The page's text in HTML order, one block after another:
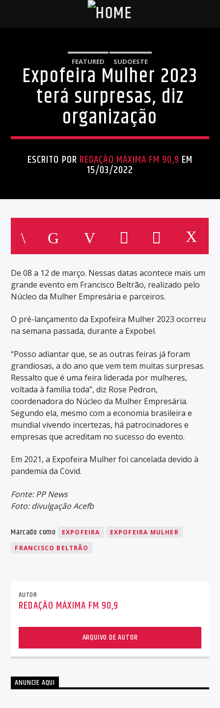
FEATURED SUDOESTE
Expofeira Mulher 2023
terá surpresas, diz
organização
ESCRITO POR REDAÇÃO MÁXIMA FM 90,9 EM
15/03/2022
De 08 a 12 de março. Nessas datas acontece mais um
grande evento em Francisco Beltrão, realizado pelo
Núcleo da Mulher Empresária e parceiros.
O pré-lançamento da Expofeira Mulher 2023 ocorreu
na semana passada, durante a Expobel.
“Posso adiantar que, se as outras feiras já foram
grandiosas, a do ano que vem tem muitas surpresas.
Ressalto que é uma feira liderada por mulheres,
voltada à família toda”, diz Rose Pedron,
coordenadora do Núcleo da Mulher Empresária.
Segundo ela, mesmo com a economia brasileira e
mundial vivendo incertezas, há patrocinadores e
empresas que acreditam no sucesso do evento.
Em 2021, a Expofeira Mulher foi cancelada devido à
pandemia da Covid.
Fonte: PP News
Foto: divulgação Acefb
Marcado como EXPOFEIRA
EXPOFEIRA MULHER
FRANCISCO BELTRÃO
AUTOR
REDAÇÃO MÁXIMA FM 90,9
ARQUIVO DE AUTOR
ANUNCIE AQUI